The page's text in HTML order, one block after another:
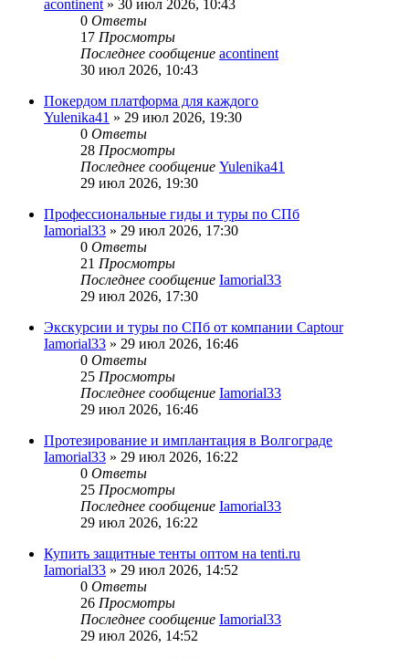
acontinent » 30 июл 2026, 10:43
0 Ответы
17 Просмотры
Последнее сообщение acontinent
30 июл 2026, 10:43
Покердом платформа для каждого
Yulenika41 » 29 июл 2026, 19:30
0 Ответы
28 Просмотры
Последнее сообщение Yulenika41
29 июл 2026, 19:30
Профессиональные гиды и туры по СПб
Iamorial33 » 29 июл 2026, 17:30
0 Ответы
21 Просмотры
Последнее сообщение Iamorial33
29 июл 2026, 17:30
Экскурсии и туры по СПб от компании Captour
Iamorial33 » 29 июл 2026, 16:46
0 Ответы
25 Просмотры
Последнее сообщение Iamorial33
29 июл 2026, 16:46
Протезирование и имплантация в Волгограде
Iamorial33 » 29 июл 2026, 16:22
0 Ответы
25 Просмотры
Последнее сообщение Iamorial33
29 июл 2026, 16:22
Купить защитные тенты оптом на tenti.ru
Iamorial33 » 29 июл 2026, 14:52
0 Ответы
26 Просмотры
Последнее сообщение Iamorial33
29 июл 2026, 14:52